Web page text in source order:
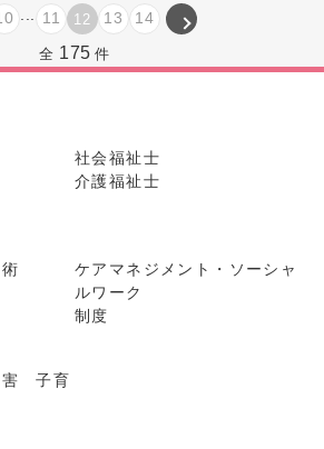
11 12 13 14
全 175 件
社会福祉士
介護福祉士
ケアマネジメント・ソーシャ
ルワーク
制度
害 子育